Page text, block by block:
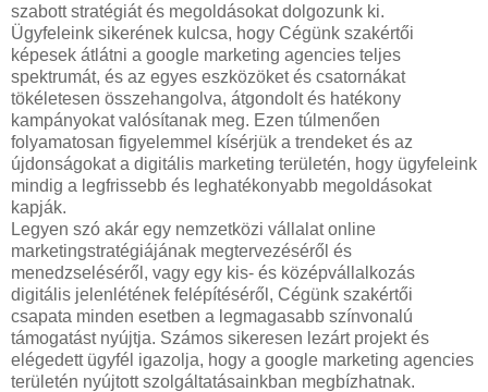
szabott stratégiát és megoldásokat dolgozunk ki.
Ügyfeleink sikerének kulcsa, hogy Cégünk szakértői
képesek átlátni a google marketing agencies teljes
spektrumát, és az egyes eszközöket és csatornákat
tökéletesen összehangolva, átgondolt és hatékony
kampányokat valósítanak meg. Ezen túlmenően
folyamatosan figyelemmel kísérjük a trendeket és az
újdonságokat a digitális marketing területén, hogy ügyfeleink
mindig a legfrissebb és leghatékonyabb megoldásokat
kapják.
Legyen szó akár egy nemzetközi vállalat online
marketingstratégiájának megtervezéséről és
menedzseléséről, vagy egy kis- és középvállalkozás
digitális jelenlétének felépítéséről, Cégünk szakértői
csapata minden esetben a legmagasabb színvonalú
támogatást nyújtja. Számos sikeresen lezárt projekt és
elégedett ügyfél igazolja, hogy a google marketing agencies
területén nyújtott szolgáltatásainkban megbízhatnak.